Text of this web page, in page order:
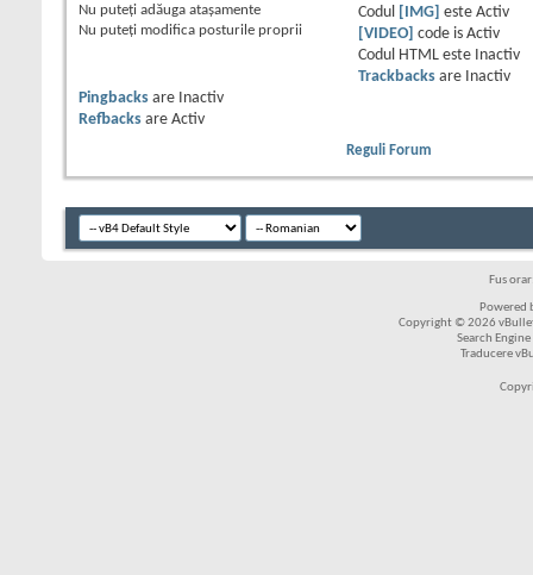
Nu puteţi adăuga ataşamente
Nu puteţi modifica posturile proprii
Codul
[IMG] este Activ
[VIDEO] code is Activ
Codul HTML este
Inactiv
Trackbacksare
Inactiv
Pingbacks are
Inactiv
Refbacks are Activ
Reguli Forum
Fus
Powered
Copyright © 2026
Search
Traducere